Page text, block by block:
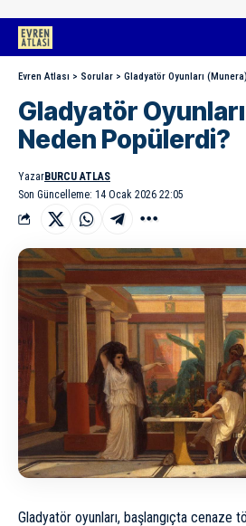
Evren Atlası > Sorular > Gladyatör Oyunları
Gladyatör
Neden Popülerdi?
Son Güncelleme: 14 Ocak 2026 22:05
YazarBURCU ATLAS
Gladyatör oyunları, başlangıçta cenaze